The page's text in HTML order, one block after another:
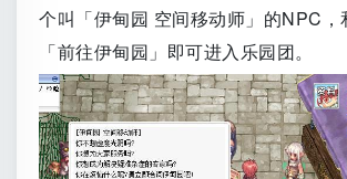
个叫「伊甸园 空间移动师」的NPC，
「前往伊甸园」即可进入乐园团。